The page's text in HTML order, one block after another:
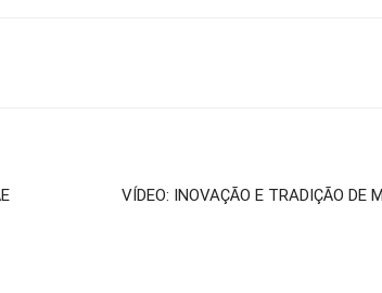
VÍDEO: INOVAÇÃO E TRADIÇÃO DE